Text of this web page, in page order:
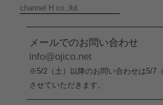
channel H co.,ltd.
メールでのお問い合わせ
info@ojico.net
※5/2（土）以降のお問い合わせは5/7
させていただきます。